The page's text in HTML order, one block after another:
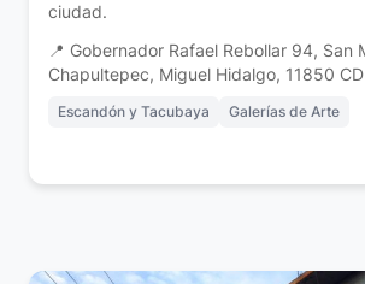
ciudad.
📍 Gobernador Rafael Rebollar 94, San
Chapultepec, Miguel Hidalgo, 11850
Escandón y Tacubaya Galerías de Arte